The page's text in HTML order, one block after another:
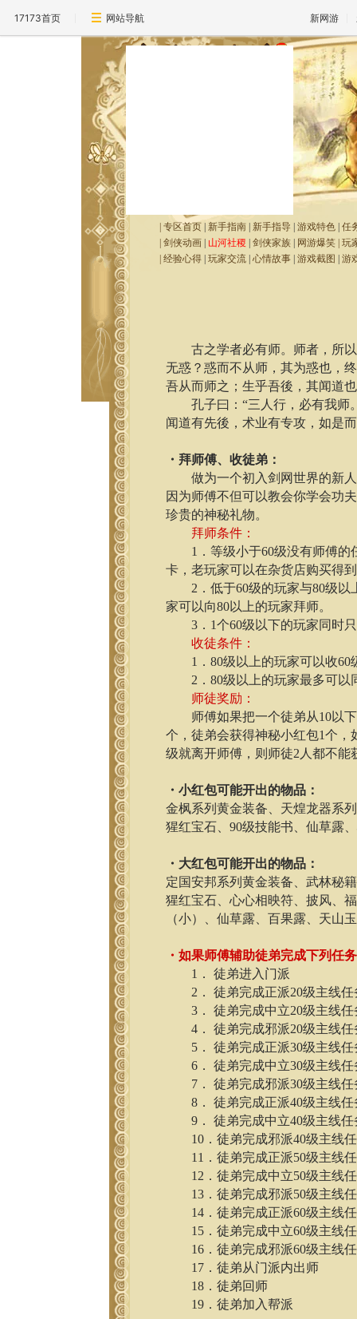
17173首页 网站导航 新网游
|专区首页 新手指南 新手指导 |游戏特色 |任
|剑侠动画 山河社稷 |剑侠家族 网游爆笑 |玩
|经验心得 |玩家交流 |心情故事 |游戏截图 |游
古之学者必有师。师者，所以
无惑？惑而不从师，其为惑也，
吾从而师之；生乎吾後，其闻道
孔子曰：“三人行，必有我师
闻道有先後，术业有专攻，如是
・拜师傅、收徒弟：
做为一个初入剑网世界的新人
因为师傅不但可以教会你学会功
珍贵的神秘礼物。
拜师条件：
1．等级小于60级没有师傅的
卡，老玩家可以在杂货店购买得
2．低于60级的玩家与80级以
家可以向80以上的玩家拜师。
3．1个60级以下的玩家同时只
收徒条件：
1．80级以上的玩家可以收60
2．80级以上的玩家最多可以
师徒奖励：
师傅如果把一个徒弟从10以下
个，徒弟会获得神秘小红包1个，
级就离开师傅，则师徒2人都不能
・小红包可能开出的物品：
金枫系列黄金装备、天煌龙器系
猩红宝石、90级技能书、仙草露
・大红包可能开出的物品：
定国安邦系列黄金装备、武林秘
猩红宝石、心心相映符、披风、
（小）、仙草露、百果露、天山
・如果师傅辅助徒弟完成下列任
1． 徒弟进入门派
2． 徒弟完成正派20级主线任
3． 徒弟完成中立20级主线任
4． 徒弟完成邪派20级主线任
5． 徒弟完成正派30级主线任
6． 徒弟完成中立30级主线任
7． 徒弟完成邪派30级主线任
8． 徒弟完成正派40级主线任
9． 徒弟完成中立40级主线任
10．徒弟完成邪派40级主线
11．徒弟完成正派50级主线
12．徒弟完成中立50级主线
13．徒弟完成邪派50级主线
14．徒弟完成正派60级主线
15．徒弟完成中立60级主线
16．徒弟完成邪派60级主线
17．徒弟从门派内出师
18．徒弟回师
19．徒弟加入帮派